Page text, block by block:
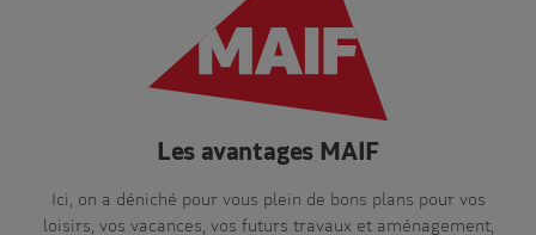
Les avantages MAIF
Ici, on a déniché pour vous plein de bons plans pour vos
loisirs, vos vacances, vos futurs travaux et aménagement,